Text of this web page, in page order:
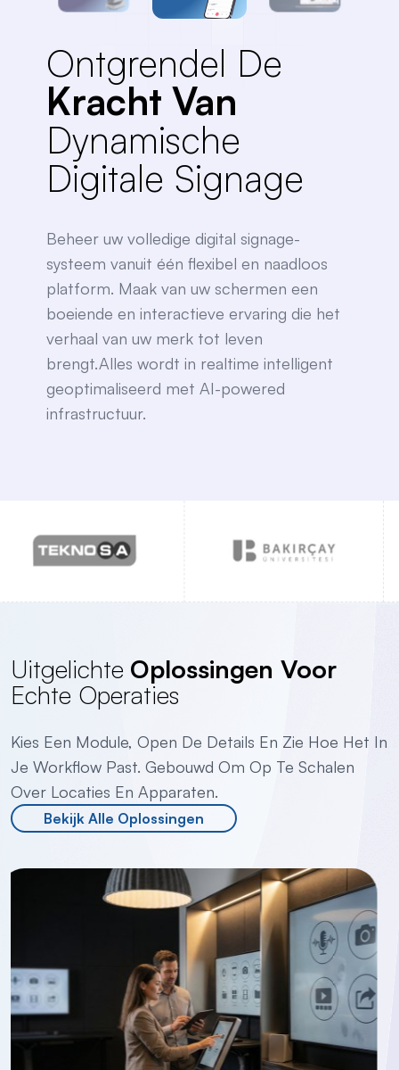
Ontgrendel De
Kracht Van
Dynamische
Digitale Signage
Beheer uw volledige digital signage-
systeem vanuit één flexibel en naadloos
platform. Maak van uw schermen een
boeiende en interactieve ervaring die het
verhaal van uw merk tot leven
brengt.Alles wordt in realtime intelligent
geoptimaliseerd met AI-powered
infrastructuur.
Uitgelichte Oplossingen Voor
Echte Operaties
Kies Een Module, Open De Details En Zie Hoe Het In
Je Workflow Past. Gebouwd Om Op Te Schalen
Over Locaties En Apparaten.
Bekijk Alle Oplossingen